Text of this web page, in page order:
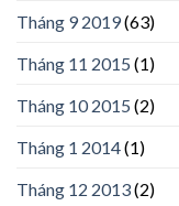
Tháng 9 2019(63)
Tháng 11 2015 (1)
Tháng 10 2015 (2)
Tháng 1 2014(1)
Tháng 12 2013(2)